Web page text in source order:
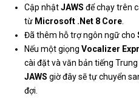
Cập nhậtJAWS để chạy trên
từ Microsoft .Net 8 Core
Đã thêm hỗ trợ ngôn ngữ cho
Nếu một giọng Vocalizer
cài đặt và văn bản tiếng
JAWS giờ đây sẽ tự chuyển
đợi.